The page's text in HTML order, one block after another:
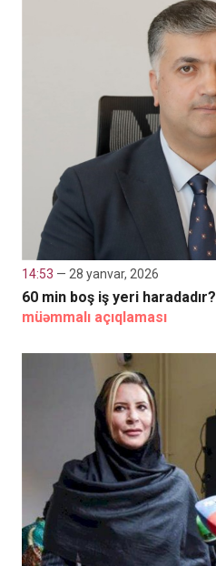
14:53 — 28 yanvar, 2026
60 min boş iş yeri haradadır?
müəmmalı açıqlaması